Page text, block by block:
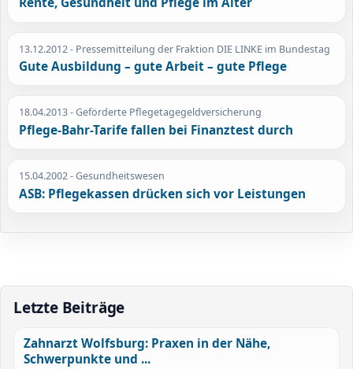
13.12.2012- Pressemitteilung der Fraktion DIE LINKE im Bundestag
Gute Ausbildung – gute Arbeit – gute Pflege
18.04.2013- Geförderte Pflegetagegeldversicherung
Pflege-Bahr-Tarife fallen bei Finanztest durch
15.04.2002- Gesundheitswesen
ASB: Pflegekassen drücken sich vor Leistungen
Letzte Beiträge
Zahnarzt Wolfsburg: Praxen in der Nähe,
Schwerpunkte und ...